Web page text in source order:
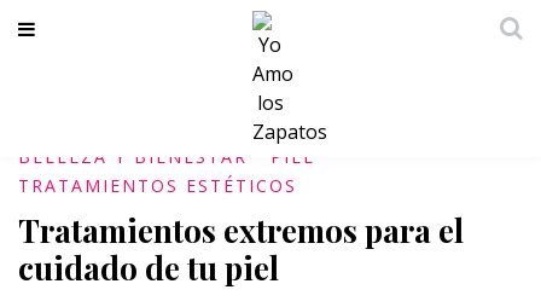
BELLEZA Y BIENESTAR
PIEL
TRATAMIENTOS ESTÉTICOS
Tratamientos extremos para el
cuidado de tu piel